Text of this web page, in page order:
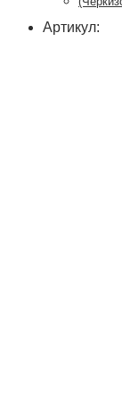
Артикул: